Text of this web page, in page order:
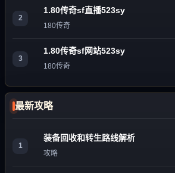
2
1.80传奇sf直播523sy
180传奇
3
1.80传奇sf网站523sy
180传奇
最新攻略
1
装备回收和转生路线解析
攻略